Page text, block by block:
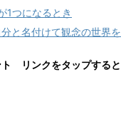
1つになるとき
と名付けて観念の世界
リンクをタップする